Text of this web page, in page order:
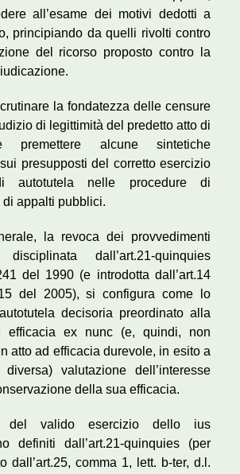
all’esame dei motivi dedotti a
principiando da quelli rivolti contro
del ricorso proposto contro la
la fondatezza delle censure
di legittimità del predetto atto di
premettere alcune sintetiche
presupposti del corretto esercizio
autotutela nelle procedure di
appalti pubblici.
la revoca dei provvedimenti
disciplinata dall’art.21-quinquies
del 1990 (e introdotta dall’art.14
del 2005), si configura come lo
decisoria preordinato alla
efficacia ex nunc (e, quindi, non
atto ad efficacia durevole, in esito a
valutazione dell’interesse
della sua efficacia.
del valido esercizio dello ius
definiti dall’art.21-quinquies (per
dall’art.25, comma 1, lett. b-ter, d.l.